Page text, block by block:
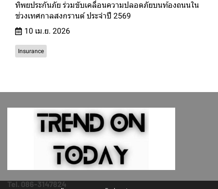
ทิพยประกันภัย ร่วมขับเคลื่อนความปลอดภัยบนท้องถนนใน
ช่วงเทศกาลสงกรานต์ ประจำปี 2569
10 เม.ย. 2026
Insurance
Tel. 086-3147824